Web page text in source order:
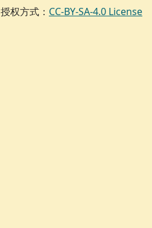
授权方式： CC-BY-SA-4.0 License